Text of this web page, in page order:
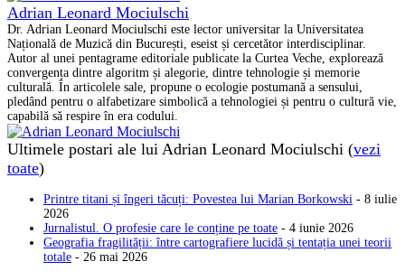
Adrian Leonard Mociulschi
Dr. Adrian Leonard Mociulschi este lector universitar la Universitatea
Națională de Muzică din București, eseist și cercetător interdisciplinar.
Autor al unei pentagrame editoriale publicate la Curtea Veche, explorează
convergența dintre algoritm și alegorie, dintre tehnologie și memorie
culturală. În articolele sale, propune o ecologie postumană a sensului,
pledând pentru o alfabetizare simbolică a tehnologiei și pentru o cultură vie,
capabilă să respire în era codului.
Ultimele postari ale lui Adrian Leonard Mociulschi (vezi
toate)
Printre titani și îngeri tăcuți: Povestea lui Marian Borkowski - 8 iulie
2026
Jurnalistul. O profesie care le conține pe toate - 4 iunie 2026
Geografia fragilității: între cartografiere lucidă și tentația unei teorii
totale - 26 mai 2026